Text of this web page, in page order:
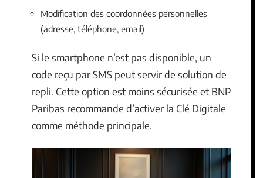
Modification des coordonnées personnelles
(adresse, téléphone, email)
Si le smartphone n’est pas disponible, un
code reçu par SMS peut servir de solution de
repli. Cette option est moins sécurisée et BNP
Paribas recommande d’activer la Clé Digitale
comme méthode principale.